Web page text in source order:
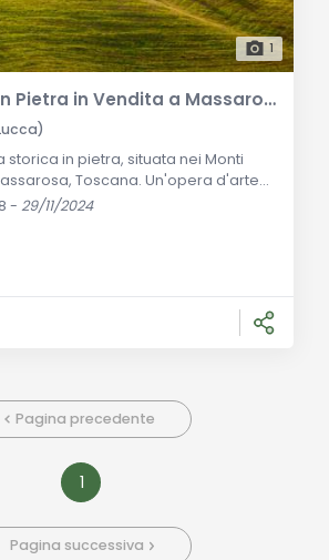
1
Villa Storica in Pietra in Vendita a Massarosa
storica in pietra, situata nei Monti
Toscana. Un'opera d'arte
in un paesaggio naturale
questa villa storica in pietra è
Completamente
-29/11/2024
Pagina precedente
1
Pagina successiva